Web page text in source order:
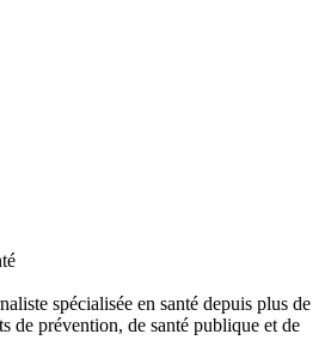
spécialisée en santé depuis plus de
de prévention, de santé publique et de